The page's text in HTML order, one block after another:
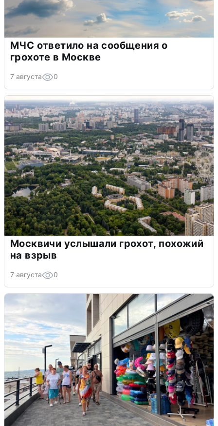
МЧС ответило на сообщения о
грохоте в Москве
7 августа 0
Москвичи услышали грохот, похожий
на взрыв
7 августа 0